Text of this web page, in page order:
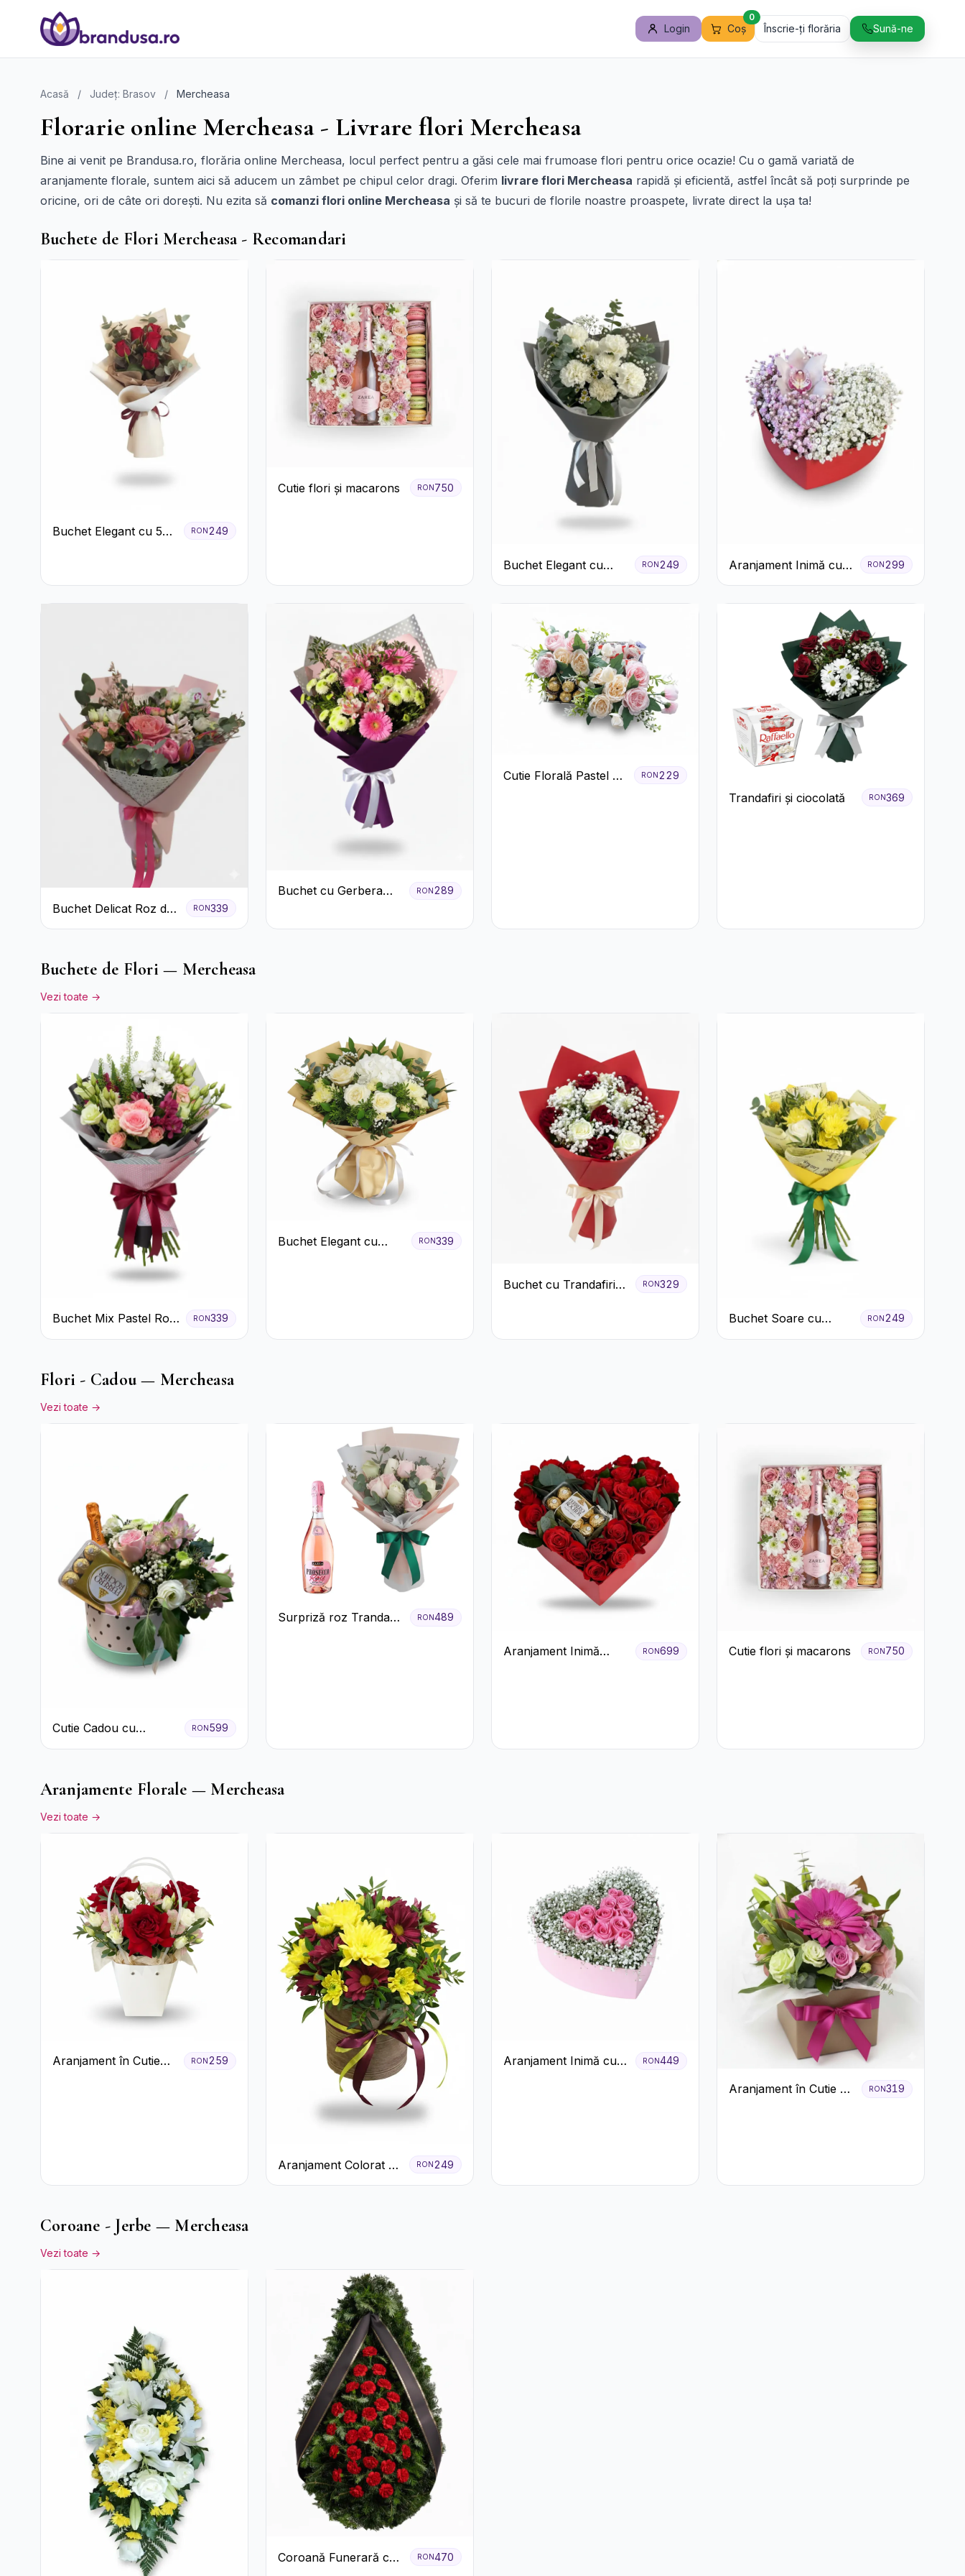
Login Coș
0
Înscrie-ți florăria Sună-ne
Acasă / Județ: Brasov / Mercheasa
Florarie online Mercheasa - Livrare flori Mercheasa
Bine ai venit pe Brandusa.ro, florăria online Mercheasa, locul perfect pentru a găsi cele mai frumoase flori pentru orice ocazie! Cu o gamă variată de
aranjamente florale, suntem aici să aducem un zâmbet pe chipul celor dragi. Oferim livrare flori Mercheasa rapidă și eficientă, astfel încât să poți surprinde pe
oricine, ori de câte ori dorești. Nu ezita să comanzi flori online Mercheasa și să te bucuri de florile noastre proaspete, livrate direct la ușa ta!
Buchete de Flori Mercheasa - Recomandari
Buchet Elegant cu 5
RON249
Cutie flori și macarons RON750
Buchet Elegant cu
Garoafe Albe și
RON249
Aranjament Inimă cu
Orhidee și Floarea
RON299
Buchet Delicat Roz de
primăvară
RON339
Buchet cu Gerbera
Verzi
RON289
Cutie Florală Pastel cu
RON229
Trandafiri și ciocolată RON369
Buchete de Flori — Mercheasa
Vezi toate →
Buchet Mix Pastel Roz
și Alb
RON339
Buchet Elegant cu
RON339
Buchet cu Trandafiri
RON329
Buchet Soare cu
Crizanteme Galbene și
RON249
Flori - Cadou — Mercheasa
Vezi toate →
Cutie Cadou cu
Prosecco Mionetto
Pastelate
RON599
Surpriză roz Trandafiri
RON489
Aranjament Inimă
RON699 Cutie flori și macarons RON750
Aranjamente Florale — Mercheasa
Vezi toate →
Aranjament în Cutie
RON259
Aranjament Colorat cu
Crizanteme în Cutie
RON249
Aranjament Inimă cu
RON449
Aranjament în Cutie cu
RON319
Coroane - Jerbe — Mercheasa
Vezi toate →
Coroană Funerară cu
RON470